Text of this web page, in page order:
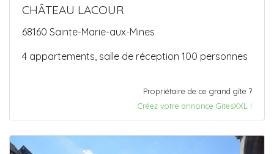
CHÂTEAU LACOUR
68160 Sainte-Marie-aux-Mines
4 appartements, salle de réception 100 personnes
Propriétaire de ce grand gîte ?
Créez votre annonce GitesXXL !